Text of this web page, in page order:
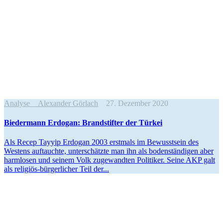
Analyse Alexander Görlach 27. Dezember 2020
Biedermann Erdogan: Brand­stifter der Türkei
Als Recep Tayyip Erdogan 2003 erstmals im Bewusstsein des
Westens auftauchte, unter­schätzte man ihn als boden­stän­digen aber
harmlosen und seinem Volk zugewandten Politiker. Seine AKP galt
als religiös-bürger­­licher Teil der...